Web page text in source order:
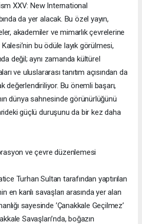
XXV: New International
da yer alacak. Bu özel yayın,
akademiler ve mimarlık çevrelerine
Kalesi’nin bu ödüle layık görülmesi,
değil; aynı zamanda kültürel
ve uluslararası tanıtım açısından da
değerlendiriliyor. Bu önemli başarı,
dünya sahnesinde görünürlüğünü
güçlü duruşunu da bir kez daha
ve çevre düzenlemesi
Turhan Sultan tarafından yaptırılan
en kanlı savaşları arasında yer alan
sayesinde ’Çanakkale Geçilmez’
Savaşları’nda, boğazın